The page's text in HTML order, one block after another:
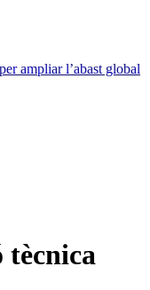
ampliar l’abast global
tècnica